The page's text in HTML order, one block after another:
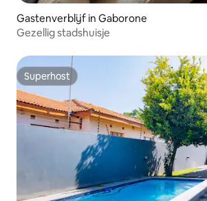
Gastenverblijf in Gaborone
Gezellig stadshuisje
Superhost
Superhost